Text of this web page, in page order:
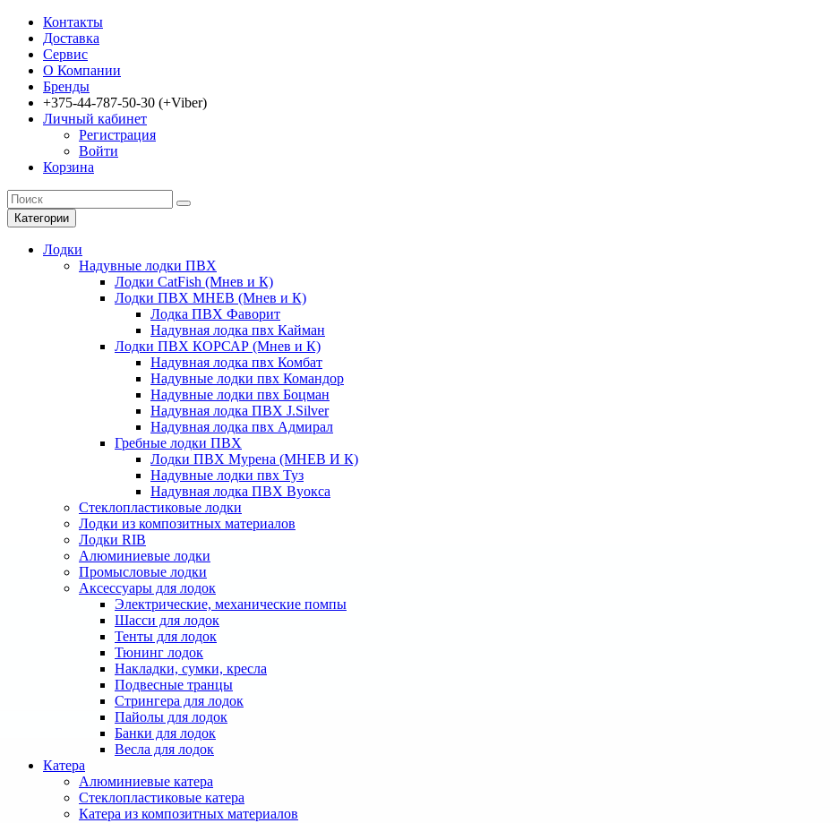
Контакты
Доставка
Сервис
О Компании
Бренды
‎+375-44-787-50-30 (+Viber)
Личный кабинет
Регистрация
Войти
Корзина
Категории
Лодки
Надувные лодки ПВХ
Лодки CatFish (Мнев и К)
Лодки ПВХ МНЕВ (Мнев и К)
Лодка ПВХ Фаворит
Надувная лодка пвх Кайман
Лодки ПВХ КОРСАР (Мнев и К)
Надувная лодка пвх Комбат
Надувные лодки пвх Командор
Надувные лодки пвх Боцман
Надувная лодка ПВХ J.Silver
Надувная лодка пвх Адмирал
Гребные лодки ПВХ
Лодки ПВХ Мурена (МНЕВ И К)
Надувные лодки пвх Туз
Надувная лодка ПВХ Вуокса
Стеклопластиковые лодки
Лодки из композитных материалов
Лодки RIB
Алюминиевые лодки
Промысловые лодки
Аксессуары для лодок
Электрические, механические помпы
Шасси для лодок
Тенты для лодок
Тюнинг лодок
Накладки, сумки, кресла
Подвесные транцы
Стрингера для лодок
Пайолы для лодок
Банки для лодок
Весла для лодок
Катера
Алюминиевые катера
Стеклопластиковые катера
Катера из композитных материалов